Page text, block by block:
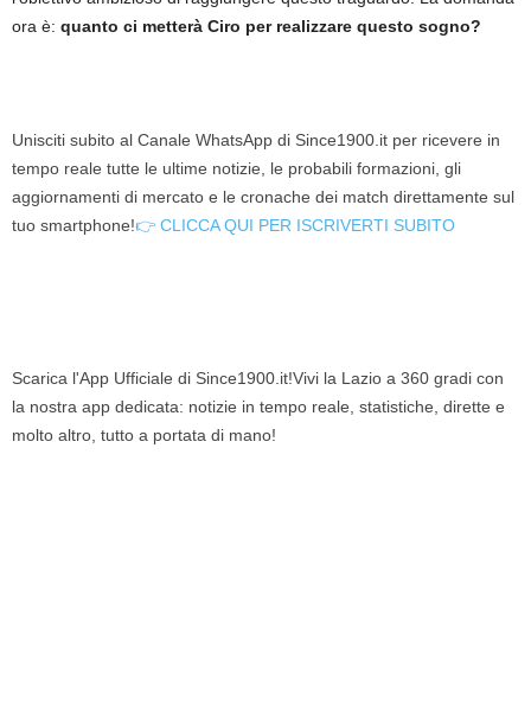
ora è: quanto ci metterà Ciro per realizzare questo sogno?
Unisciti subito al Canale WhatsApp di Since1900.it per ricevere in
tempo reale tutte le ultime notizie, le probabili formazioni, gli
aggiornamenti di mercato e le cronache dei match direttamente sul
tuo smartphone!👉 CLICCA QUI PER ISCRIVERTI SUBITO
Scarica l'App Ufficiale di Since1900.it!Vivi la Lazio a 360 gradi con
la nostra app dedicata: notizie in tempo reale, statistiche, dirette e
molto altro, tutto a portata di mano!